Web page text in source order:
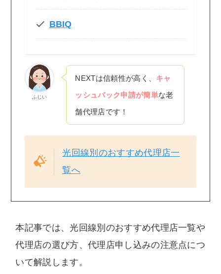
BBIQ
ふじい
NEXTは信頼性が高く、 キャ
ッシュバック申請が簡単な老
舗代理店です！
光回線別のおすすめ代理店一
覧へ
本記事では、光回線別のおすすめ代理店一覧や
代理店の選び方、代理店申し込みの注意点につ
いて解説します。